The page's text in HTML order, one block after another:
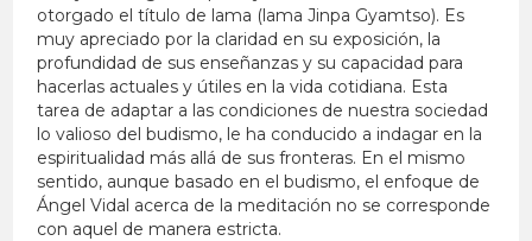
otorgado el título de lama (lama Jinpa Gyamtso). Es
muy apreciado por la claridad en su exposición, la
profundidad de sus enseñanzas y su capacidad para
hacerlas actuales y útiles en la vida cotidiana. Esta
tarea de adaptar a las condiciones de nuestra sociedad
lo valioso del budismo, le ha conducido a indagar en la
espiritualidad más allá de sus fronteras. En el mismo
sentido, aunque basado en el budismo, el enfoque de
Ángel Vidal acerca de la meditación no se corresponde
con aquel de manera estricta.